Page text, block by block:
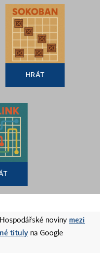
HRÁT
noviny mezi
tituly na Google